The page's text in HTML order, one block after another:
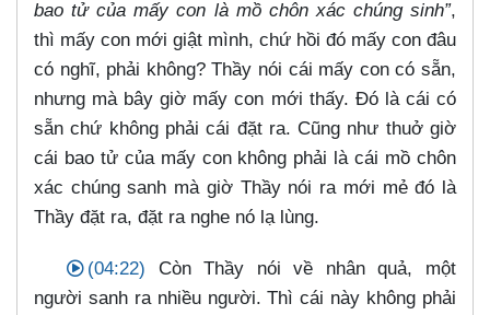
bao tử của mấy con là mồ chôn xác chúng sinh”,
thì mấy con mới giật mình, chứ hồi đó mấy con đâu
có nghĩ, phải không? Thầy nói cái mấy con có sẵn,
nhưng mà bây giờ mấy con mới thấy. Đó là cái có
sẵn chứ không phải cái đặt ra. Cũng như thuở giờ
cái bao tử của mấy con không phải là cái mồ chôn
xác chúng sanh mà giờ Thầy nói ra mới mẻ đó là
Thầy đặt ra, đặt ra nghe nó lạ lùng.
(04:22) Còn Thầy nói về nhân quả, một
người sanh ra nhiều người. Thì cái này không phải